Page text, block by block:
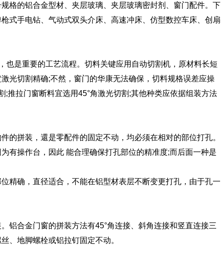
格的铝合金型材、夹层玻璃、夹层玻璃密封剂、窗门配件。下
式手电钻、气动式双头介床、高速冲床、仿型数控车床、创扇
也是重要的工艺流程。切料关键应用自动切割机，原材料长短
光切割精确;不然，窗门的华康无法确保，切料规格误差应操
推拉门窗断料宜选用45°角激光切割;其他种类应依据组装方法
的拼装，還是零配件的固定不动，均必须在相对的部位打孔。
有操作台，因此 能合理确保打孔部位的精准度;而后面一种是
精确，直径适合，不能在铝型材表层不断变更打孔，由于孔一
铝合金门窗的拼装方法有45°角连接、斜角连接和竖直连接三
、地脚螺栓或铝拉钉固定不动。